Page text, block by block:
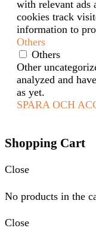
with relevant ads
cookies track
information to
Others
Others
Other
analyzed and
as yet.
SPARA OCH
Shopping Cart
Close
No products in the
Close